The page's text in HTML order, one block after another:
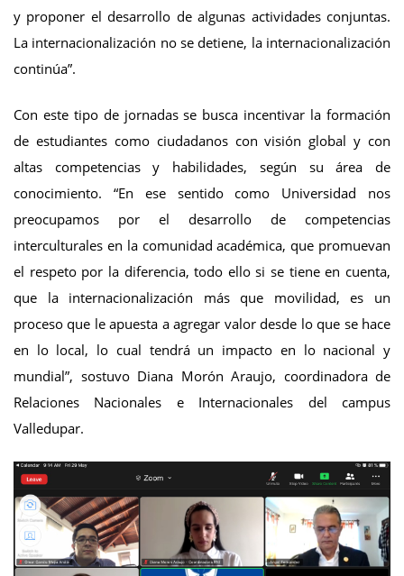
y proponer el desarrollo de algunas actividades conjuntas.
La internacionalización no se detiene, la internacionalización
continúa”.
Con este tipo de jornadas se busca incentivar la formación
de estudiantes como ciudadanos con visión global y con
altas competencias y habilidades, según su área de
conocimiento. “En ese sentido como Universidad nos
preocupamos por el desarrollo de competencias
interculturales en la comunidad académica, que promuevan
el respeto por la diferencia, todo ello si se tiene en cuenta,
que la internacionalización más que movilidad, es un
proceso que le apuesta a agregar valor desde lo que se hace
en lo local, lo cual tendrá un impacto en lo nacional y
mundial”, sostuvo Diana Morón Araujo, coordinadora de
Relaciones Nacionales e Internacionales del campus
Valledupar.